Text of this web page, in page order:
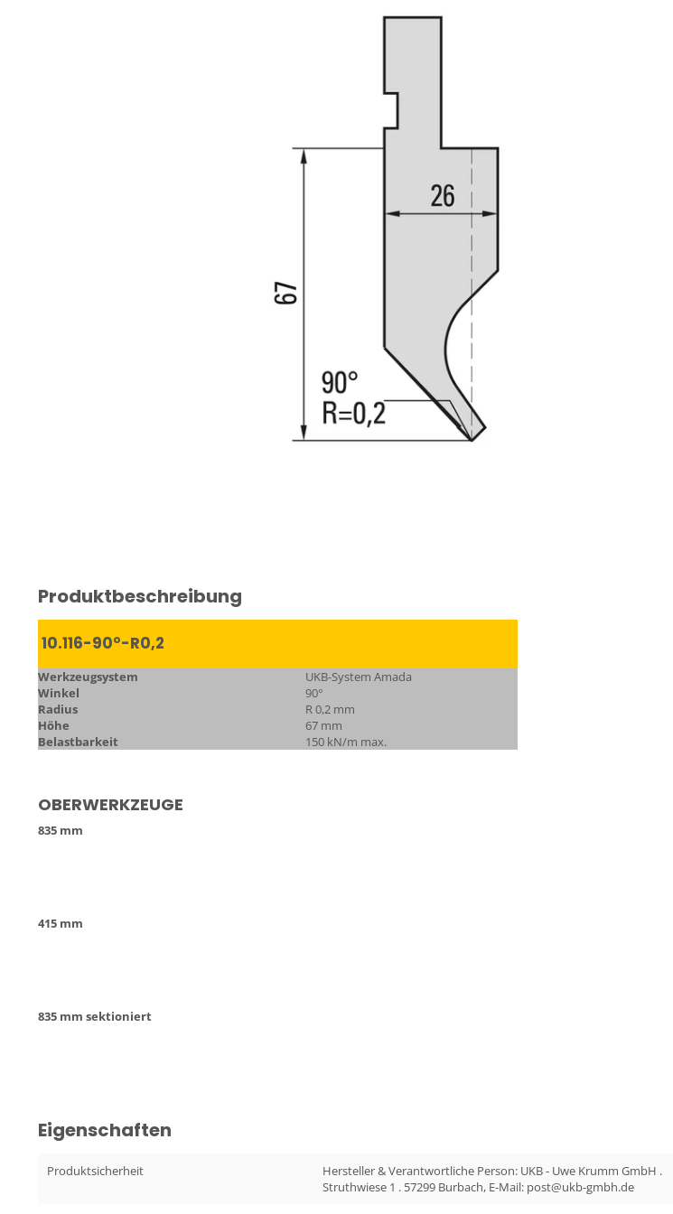
Produktbeschreibung
10.116-90°-R0,2
Werkzeugsystem
UKB-System Amada
Winkel
90°
Radius
R 0,2 mm
Höhe
67 mm
Belastbarkeit
150 kN/m max.
OBERWERKZEUGE
835 mm
415 mm
835 mm sektioniert
Eigenschaften
Produktsicherheit
Hersteller & Verantwortliche Person: UKB - Uwe Krumm GmbH .
Struthwiese 1 . 57299 Burbach, E-Mail: post@ukb-gmbh.de